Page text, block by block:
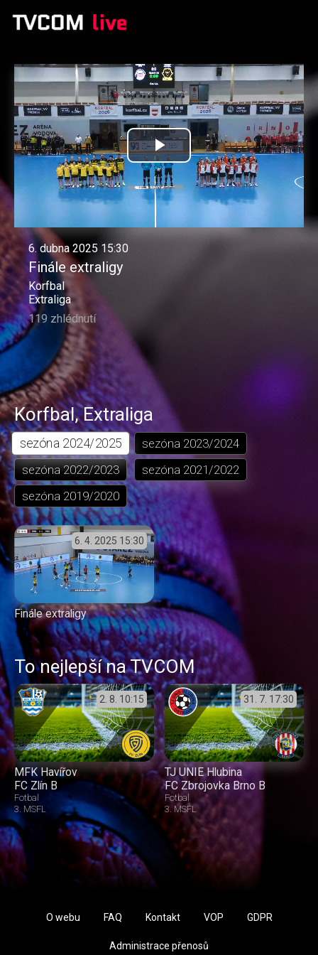
Přehrát
video
6. dubna 2025 15:30
Finále extraligy
Korfbal
Extraliga
119 zhlédnutí
Korfbal,Extraliga
sezóna 2024/2025 sezóna 2023/2024
sezóna 2022/2023 sezóna 2021/2022
sezóna 2019/2020
6. 4. 2025 15:30
Finále extraligy
To nejlepší na TVCOM
2. 8. 10:15
MFK Havířov
FC Zlín B
Fotbal
3. MSFL
31. 7. 17:30
TJ UNIE Hlubina
FC Zbrojovka Brno B
Fotbal
3. MSFL
O webu FAQ Kontakt VOP GDPR
Administrace přenosů